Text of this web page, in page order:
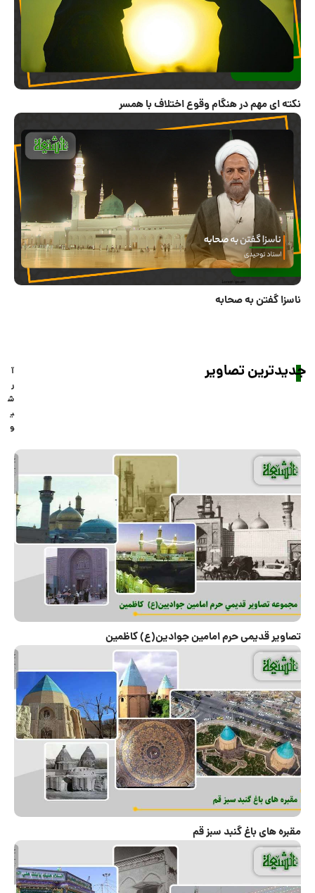
نکته ای مهم در هنگام وقوع اختلاف با همسر
ناسزا گفتن به صحابه
جدیدترین تصاویر
آ
ر
ش
ی
و
تصاوير قديمی حرم امامين جوادين(ع) كاظمين
مقبره های باغ گنبد سبز قم